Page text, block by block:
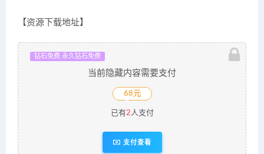
【资源下载地址】
钻石免费 永久钻石免费
当前隐藏内容需要支付
68元
已有2 人支付
支付查看